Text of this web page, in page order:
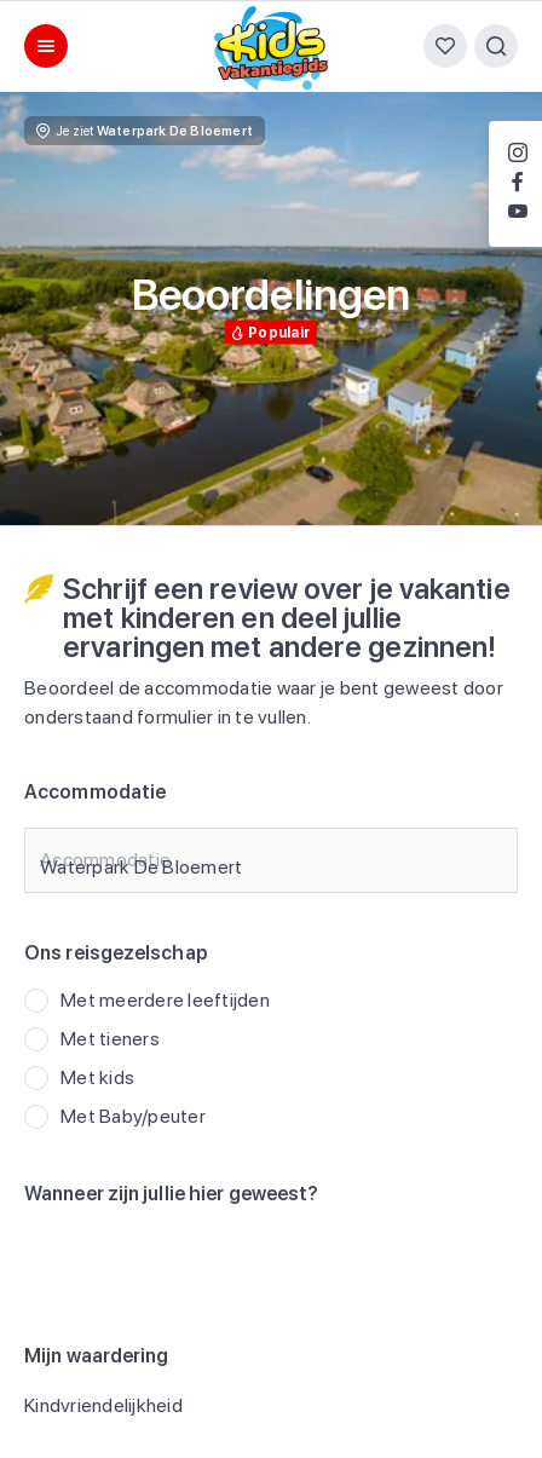
Beoordelingen
Populair
Je ziet Waterpark De Bloemert
Schrijf een review over je vakantie
met kinderen en deel jullie
ervaringen met andere gezinnen!
Beoordeel de accommodatie waar je bent geweest door
onderstaand formulier in te vullen.
Accommodatie
Accommodatie
Ons reisgezelschap
Met meerdere leeftijden
Met tieners
Met kids
Met Baby/peuter
Wanneer zijn jullie hier geweest?
Mijn waardering
Kindvriendelijkheid